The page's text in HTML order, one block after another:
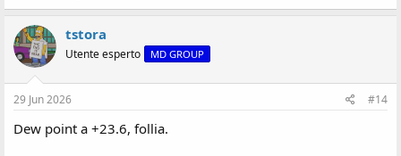
tstora
Utente esperto MD GROUP
29 Jun 2026 #14
Dew point a +23.6, follia.